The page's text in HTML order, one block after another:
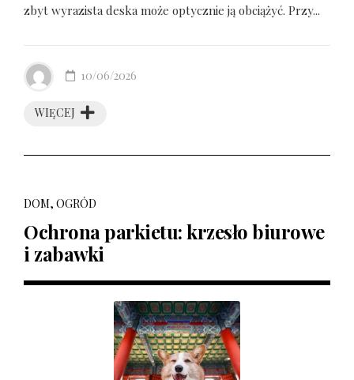
zbyt wyrazista deska może optycznie ją obciążyć. Przy...
WIĘCEJ
10/06/2026
DOM, OGRÓD
Ochrona parkietu: krzesło biurowe
i zabawki